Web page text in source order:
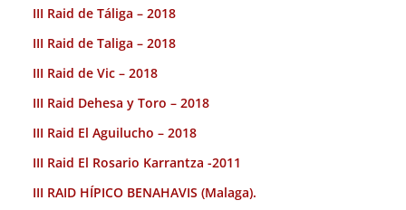
III Raid de Táliga – 2018
III Raid de Taliga – 2018
III Raid de Vic – 2018
III Raid Dehesa y Toro – 2018
III Raid El Aguilucho – 2018
III Raid El Rosario Karrantza -2011
III RAID HÍPICO BENAHAVIS (Malaga).